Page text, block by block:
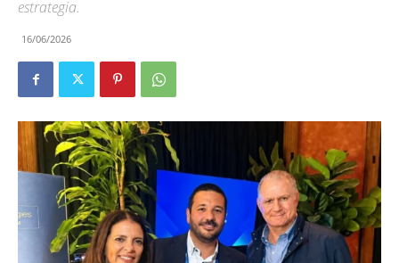
estrategia.
16/06/2026